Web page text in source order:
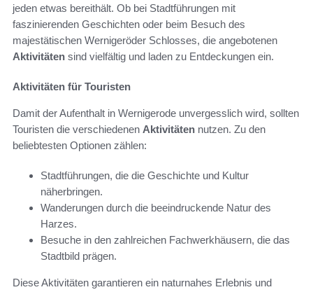
jeden etwas bereithält. Ob bei Stadtführungen mit
faszinierenden Geschichten oder beim Besuch des
majestätischen Wernigeröder Schlosses, die angebotenen
Aktivitäten sind vielfältig und laden zu Entdeckungen ein.
Aktivitäten für Touristen
Damit der Aufenthalt in Wernigerode unvergesslich wird, sollten
Touristen die verschiedenen Aktivitäten nutzen. Zu den
beliebtesten Optionen zählen:
Stadtführungen, die die Geschichte und Kultur
näherbringen.
Wanderungen durch die beeindruckende Natur des
Harzes.
Besuche in den zahlreichen Fachwerkhäusern, die das
Stadtbild prägen.
Diese Aktivitäten garantieren ein naturnahes Erlebnis und